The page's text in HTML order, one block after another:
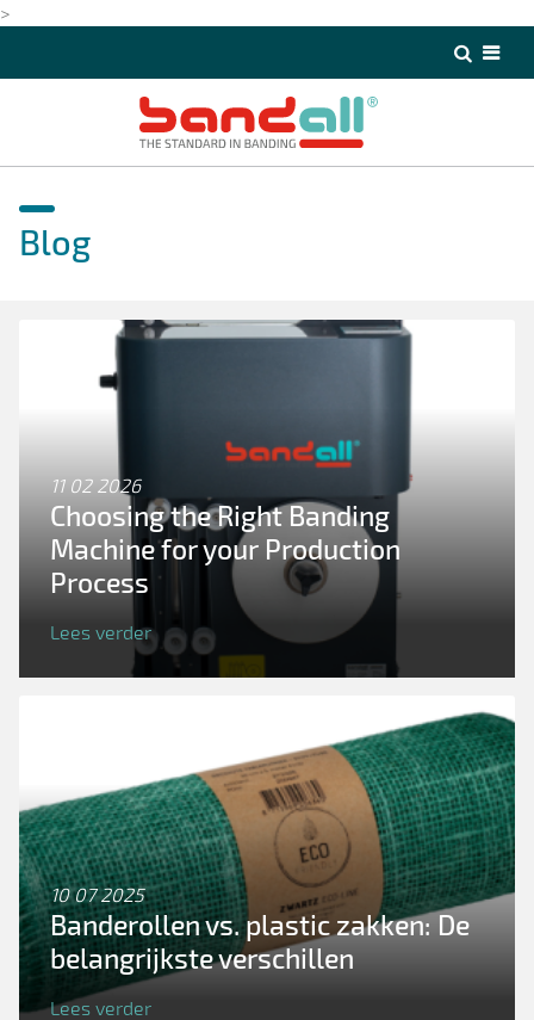
>
Blog
11 02 2026
Choosing the Right Banding
Machine for your Production
Process
Lees verder
10 07 2025
Banderollen vs. plastic zakken: De
belangrijkste verschillen
Lees verder